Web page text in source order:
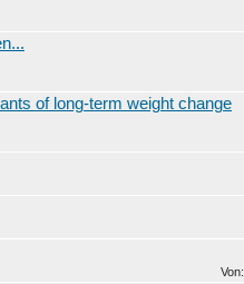
of long-term weight change
Von: